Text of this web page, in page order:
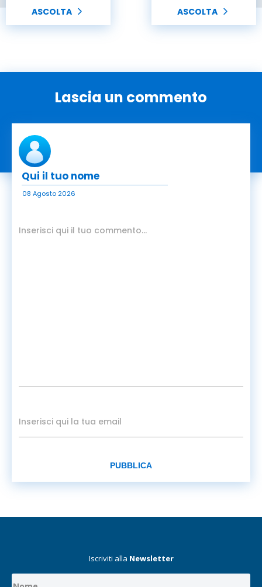
ASCOLTA ASCOLTA
Lascia un commento
08 Agosto 2026
PUBBLICA
Iscriviti alla Newsletter